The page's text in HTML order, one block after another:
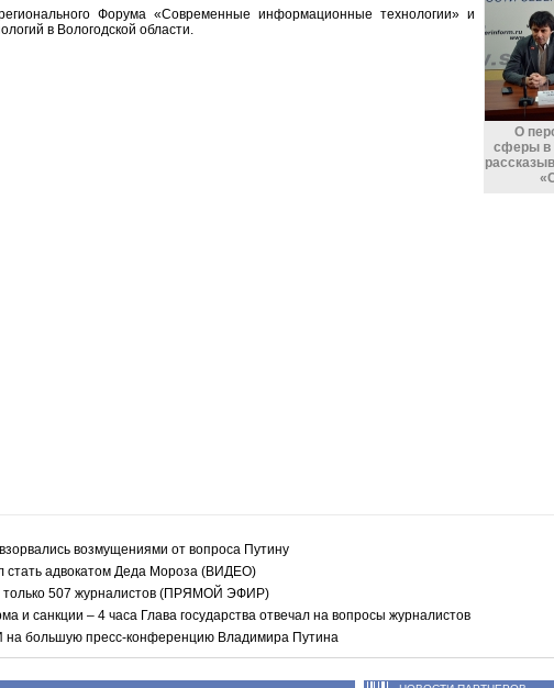
О
сферы в
Форума «Современные информационные технологии» и
в Вологодской области.
возмущениями от вопроса Путину
стать адвокатом Деда Мороза (ВИДЕО)
только 507 журналистов (ПРЯМОЙ ЭФИР)
и санкции – 4 часа Глава государства отвечал на вопросы журналистов
на большую пресс-конференцию Владимира Путина